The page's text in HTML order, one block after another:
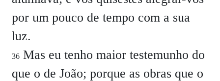
por um pouco de tempo com a sua
luz.
36 Mas eu tenho maior testemunho do
que o de João; porque as obras que o